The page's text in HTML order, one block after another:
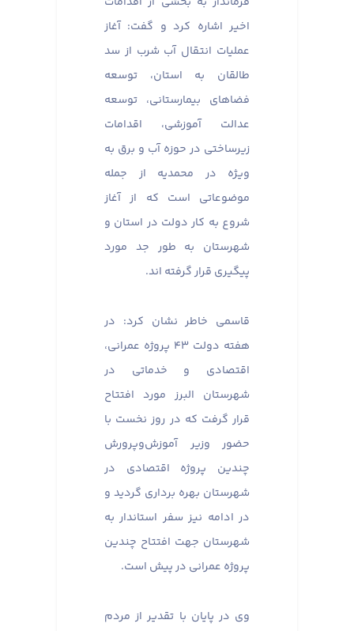
اخیر اشاره کرد و گفت: آغاز
عملیات انتقال آب شرب از سد
طالقان به استان، توسعه
فضاهای بیمارستانی، توسعه
عدالت آموزشی، اقدامات
زیرساختی در حوزه آب و برق به
ویژه در محمدیه از جمله
موضوعاتی است که از آغاز
شروع به کار دولت در استان و
شهرستان به طور جد مورد
پیگیری قرار گرفته اند.
قاسمی خاطر نشان کرد: در
هفته دولت ۴۳ پروژه عمرانی،
اقتصادی و خدماتی در
شهرستان البرز مورد افتتاح
قرار گرفت که در روز نخست با
حضور وزیر آموزش‌وپرورش
چندین پروژه اقتصادی در
شهرستان بهره برداری گردید و
در ادامه نیز سفر استاندار به
شهرستان جهت افتتاح چندین
پروژه عمرانی در پیش است.
وی در پایان با تقدیر از مردم